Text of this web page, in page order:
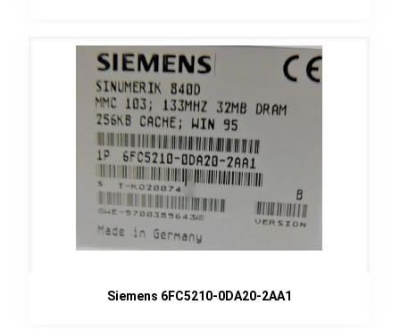
Siemens 6FC5210-0DA20-2AA1